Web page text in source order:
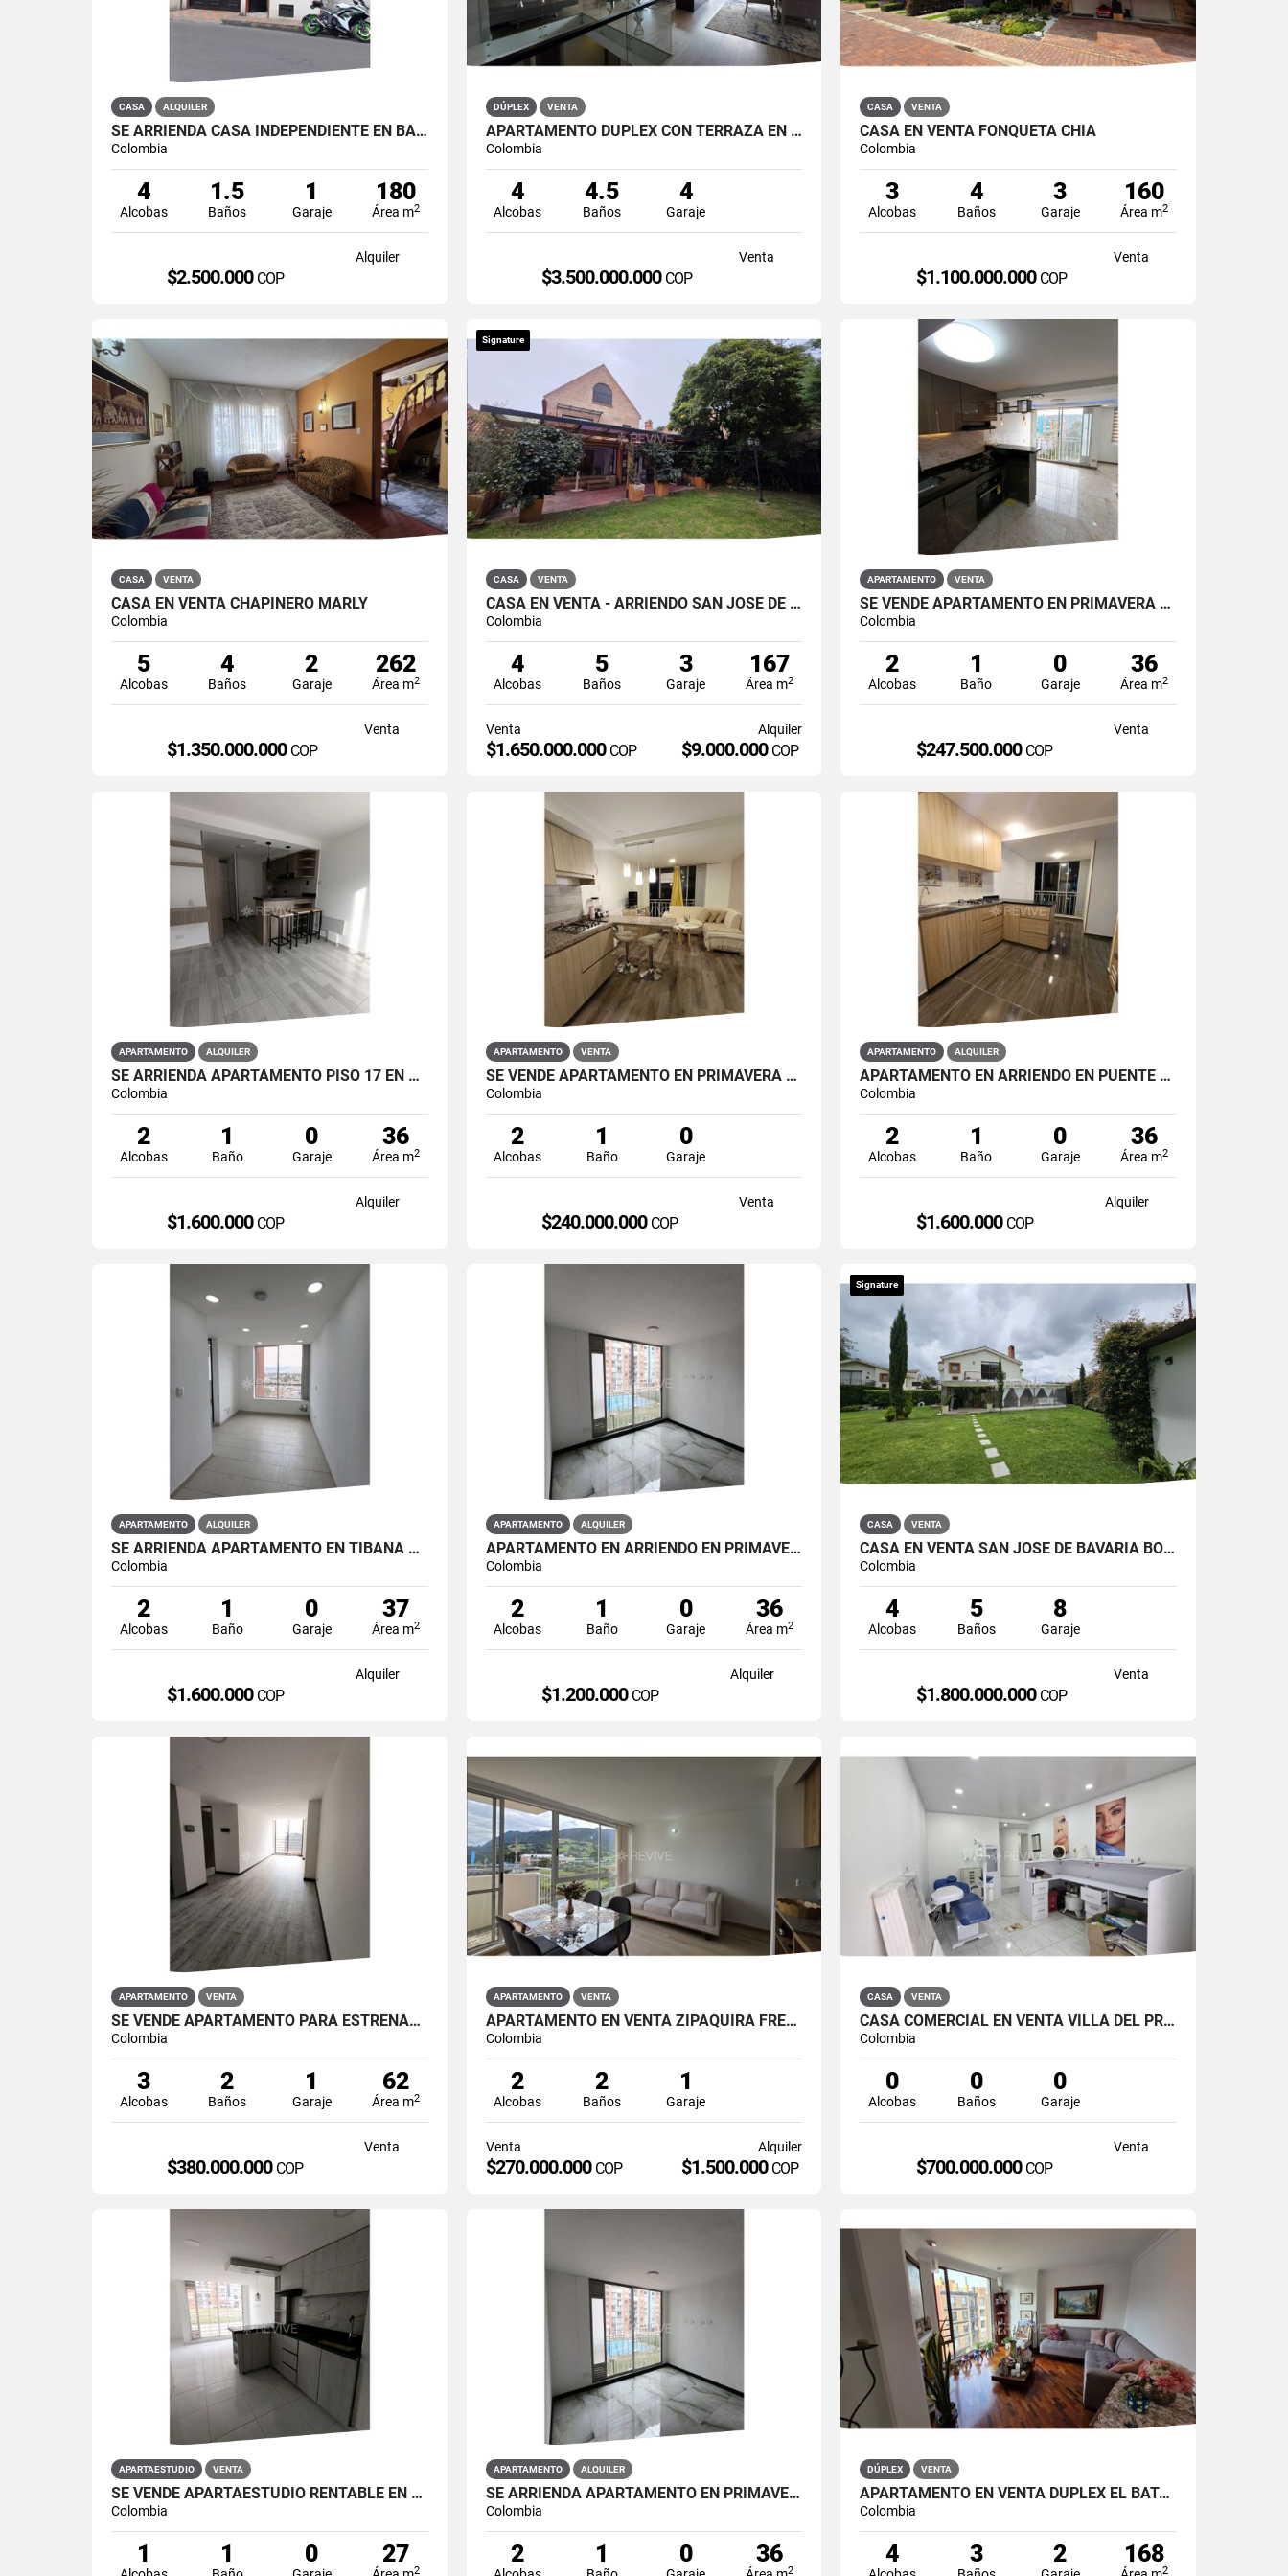
CASA ALQUILER
SE ARRIENDA CASA INDEPENDIENTE EN BARRIO QUIROGA SUR
Colombia
4
Alcobas
1.5
Baños
1
Garaje
180
Área m2
Alquiler
$2.500.000 COP
DÚPLEX VENTA
APARTAMENTO DÚPLEX CON TERRAZA EN VENTA BELLA SUIZA USAQUÉN BOGOTÁ
Colombia
4
Alcobas
4.5
Baños
4
Garaje
Venta
$3.500.000.000 COP
CASA VENTA
CASA EN VENTA FONQUETÁ CHÍA
Colombia
3
Alcobas
4
Baños
3
Garaje
160
Área m2
Venta
$1.100.000.000 COP
CASA VENTA
CASA EN VENTA CHAPINERO MARLY
Colombia
5
Alcobas
4
Baños
2
Garaje
262
Área m2
Venta
$1.350.000.000 COP
Signature
CASA VENTA
CASA EN VENTA - ARRIENDO SAN JOSÉ DE BAVARIA
Colombia
4
Alcobas
5
Baños
3
Garaje
167
Área m2
Venta
$1.650.000.000 COP
Alquiler
$9.000.000 COP
APARTAMENTO VENTA
SE VENDE APARTAMENTO EN PRIMAVERA PUENTE ARANDA
Colombia
2
Alcobas
1
Baño
0
Garaje
36
Área m2
Venta
$247.500.000 COP
APARTAMENTO ALQUILER
SE ARRIENDA APARTAMENTO PISO 17 EN PRIMAVERA 6-39 PUENTE ARANDA
Colombia
2
Alcobas
1
Baño
0
Garaje
36
Área m2
Alquiler
$1.600.000 COP
APARTAMENTO VENTA
SE VENDE APARTAMENTO EN PRIMAVERA 6-39 ET 2 PUENTE ARANDA
Colombia
2
Alcobas
1
Baño
0
Garaje
Venta
$240.000.000 COP
APARTAMENTO ALQUILER
APARTAMENTO EN ARRIENDO EN PUENTE ARANDA PRIMAVERA 6-39
Colombia
2
Alcobas
1
Baño
0
Garaje
36
Área m2
Alquiler
$1.600.000 COP
APARTAMENTO ALQUILER
SE ARRIENDA APARTAMENTO EN TIBANA OUENTE ARANDA CONJUNTO OPORTO
Colombia
2
Alcobas
1
Baño
0
Garaje
37
Área m2
Alquiler
$1.600.000 COP
APARTAMENTO ALQUILER
APARTAMENTO EN ARRIENDO EN PRIMAVERA PUENTE ARANDA PRIMAVERA 6-39 ET 2
Colombia
2
Alcobas
1
Baño
0
Garaje
36
Área m2
Alquiler
$1.200.000 COP
Signature
CASA VENTA
CASA EN VENTA SAN JOSÉ DE BAVARIA BOGOTÁ
Colombia
4
Alcobas
5
Baños
8
Garaje
Venta
$1.800.000.000 COP
APARTAMENTO VENTA
SE VENDE APARTAMENTO PARA ESTRENAR EN RESTREPO ANTONIO NARIÑO
Colombia
3
Alcobas
2
Baños
1
Garaje
62
Área m2
Venta
$380.000.000 COP
APARTAMENTO VENTA
APARTAMENTO EN VENTA ZIPAQUIRÁ FRENTE A LA UNIMINUTO
Colombia
2
Alcobas
2
Baños
1
Garaje
Venta
$270.000.000 COP
Alquiler
$1.500.000 COP
CASA VENTA
CASA COMERCIAL EN VENTA VILLA DEL PRADO BOGOTÁ NORTE
Colombia
0
Alcobas
0
Baños
0
Garaje
Venta
$700.000.000 COP
APARTAESTUDIO VENTA
SE VENDE APARTAESTUDIO RENTABLE EN PRIMAVERA 6-39 ET 2
Colombia
1 1 0 27
2
APARTAMENTO ALQUILER
SE ARRIENDA APARTAMENTO EN PRIMAVERA 6-39 ET 2 PISO 3 PARS ESTRENAR
Colombia
2 1 0 36
2
DÚPLEX VENTA
APARTAMENTO EN VENTA DÚPLEX EL BATÁN
Colombia
4 3 2 168
2